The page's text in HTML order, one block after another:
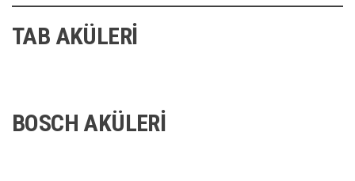
TAB AKÜLERİ
BOSCH AKÜLERİ